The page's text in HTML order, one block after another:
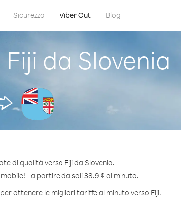
Sicurezza Viber Out Blog
da Slovenia
di qualità verso Fiji da Slovenia.
- a partire da soli 38.9 ¢ al minuto.
ottenere le migliori tariffe al minuto verso Fiji.